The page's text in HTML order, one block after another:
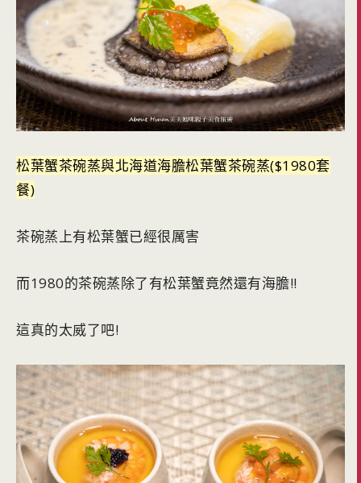
松葉蟹茶碗蒸與北海道海膽松葉蟹茶碗蒸($1980套
餐)
茶碗蒸上有松葉蟹已經很厲害
而1980的茶碗蒸除了有松葉蟹竟然還有海膽!!
這真的太威了吧!